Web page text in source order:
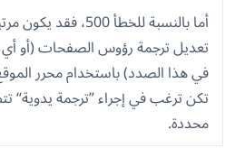
أما بالنسبة للخطأ
تعديل ترجمة رؤوس الصفحات (أو
تكن ترغب في إجراء ”ترجمة يدوية“
محددة.